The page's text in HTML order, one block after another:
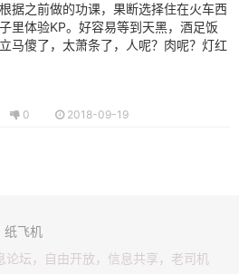
据之前做的功课，果断选择住在火车西
里体验KP。好容易等到天黑，酒足饭
马傻了，太萧条了，人呢？肉呢？灯红
0 2018-09-19
纸飞机
论坛，自由开放，信息共享，老司机